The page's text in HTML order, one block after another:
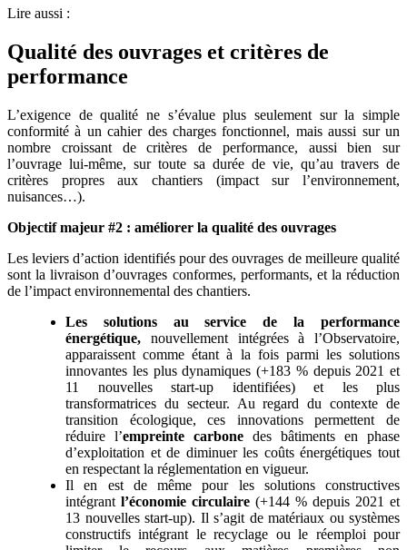
Lire aussi :
Qualité des ouvrages et critères de
performance
L’exigence de qualité ne s’évalue plus seulement sur la simple
conformité à un cahier des charges fonctionnel, mais aussi sur un
nombre croissant de critères de performance, aussi bien sur
l’ouvrage lui-même, sur toute sa durée de vie, qu’au travers de
critères propres aux chantiers (impact sur l’environnement,
nuisances…).
Objectif majeur #2 : améliorer la qualité des ouvrages
Les leviers d’action identifiés pour des ouvrages de meilleure qualité
sont la livraison d’ouvrages conformes, performants, et la réduction
de l’impact environnemental des chantiers.
Les solutions au service de la performance
énergétique, nouvellement intégrées à l’Observatoire,
apparaissent comme étant à la fois parmi les solutions
innovantes les plus dynamiques (+183 % depuis 2021 et
11 nouvelles start-up identifiées) et les plus
transformatrices du secteur. Au regard du contexte de
transition écologique, ces innovations permettent de
réduire l’empreinte carbone des bâtiments en phase
d’exploitation et de diminuer les coûts énergétiques tout
en respectant la réglementation en vigueur.
Il en est de même pour les solutions constructives
intégrant l’économie circulaire (+144 % depuis 2021 et
13 nouvelles start-up). Il s’agit de matériaux ou systèmes
constructifs intégrant le recyclage ou le réemploi pour